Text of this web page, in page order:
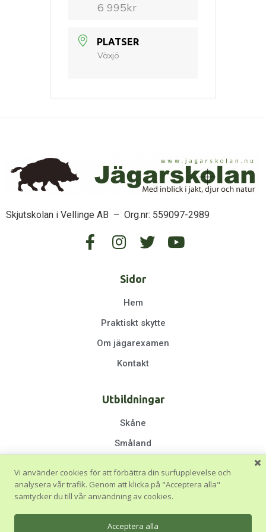
6 995kr
PLATSER
Växjö
Skjutskolan i Vellinge AB – Org.nr: 559097-2989
Sidor
Hem
Praktiskt skytte
Om jägarexamen
Kontakt
Utbildningar
Skåne
Småland
Göteborg & Västra Götaland
Stockholm
Blekinge & Östergötland
Vi använder cookies för att förbättra din surfupplevelse och
analysera vår trafik. Genom att klicka på "Acceptera alla"
samtycker du till vår användning av cookies.
Acceptera alla